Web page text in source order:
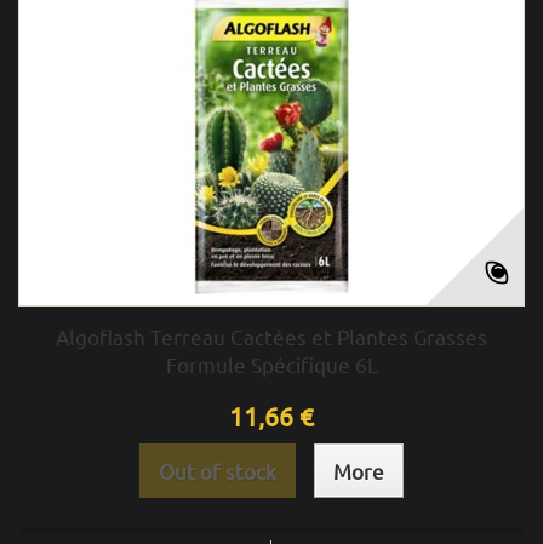
Algoflash Terreau Cactées et Plantes Grasses
Formule Spécifique 6L
11,66 €
Out of stock More